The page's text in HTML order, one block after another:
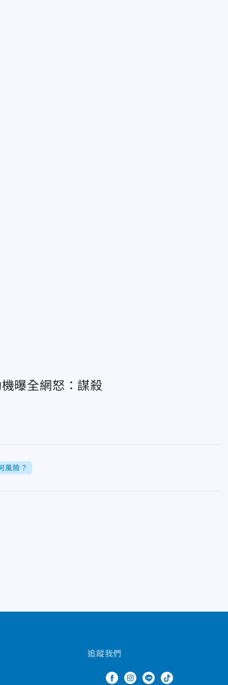
曝全網怒：謀殺
風險？
追蹤我們